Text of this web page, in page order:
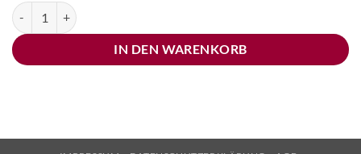
Taschenphilharmonie - Beethoven 7 Menge
IN DEN WARENKORB